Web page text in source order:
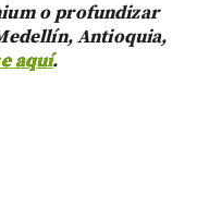
o profundizar
Antioquia,
aquí.